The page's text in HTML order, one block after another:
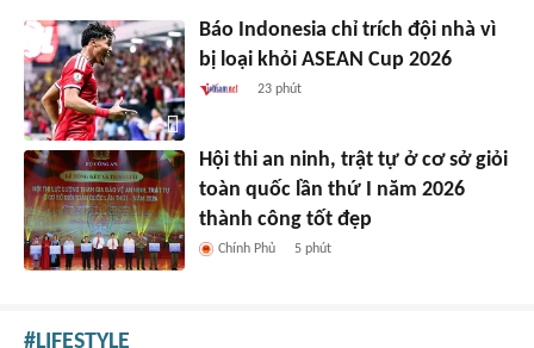
Báo Indonesia chỉ trích đội nhà vì
bị loại khỏi ASEAN Cup 2026
23 phút
Hội thi an ninh, trật tự ở cơ sở giỏi
toàn quốc lần thứ I năm 2026
thành công tốt đẹp
Chính Phủ 5 phút
LIFESTYLE